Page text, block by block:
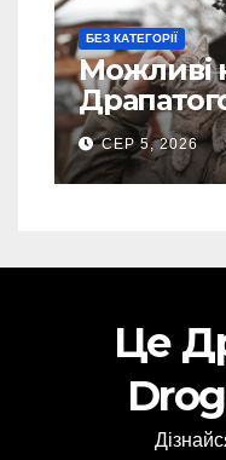
БЕЗ КАТЕГОРІЇ
Можливі
посаду у
СЕР 5, 2026
Це